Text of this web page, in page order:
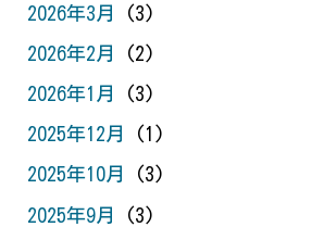
2026年3月 (3)
2026年2月 (2)
2026年1月 (3)
2025年12月 (1)
2025年10月 (3)
2025年9月 (3)